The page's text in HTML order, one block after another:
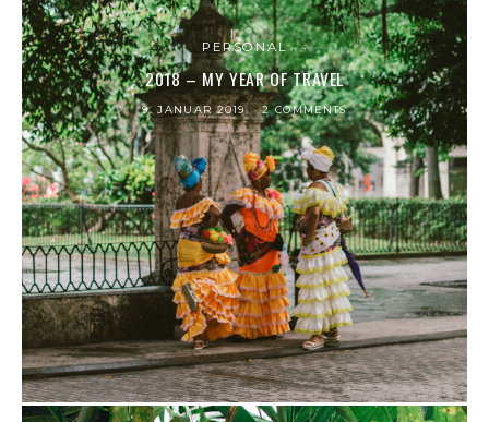
PERSONAL
2018 – MY YEAR OF TRAVEL
9. JANUAR 2019 2 COMMENTS